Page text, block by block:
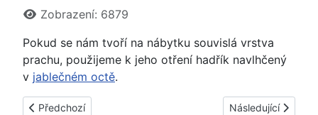
Zobrazení: 6879
Pokud se nám tvoří na nábytku souvislá vrstva
prachu, použijeme k jeho otření hadřík navlhčený
v jablečném octě.
Předchozí článek: Jak vyčistit ratanový nábytek - tipy, rady,
Předchozí Další článek: Jak,
Následující